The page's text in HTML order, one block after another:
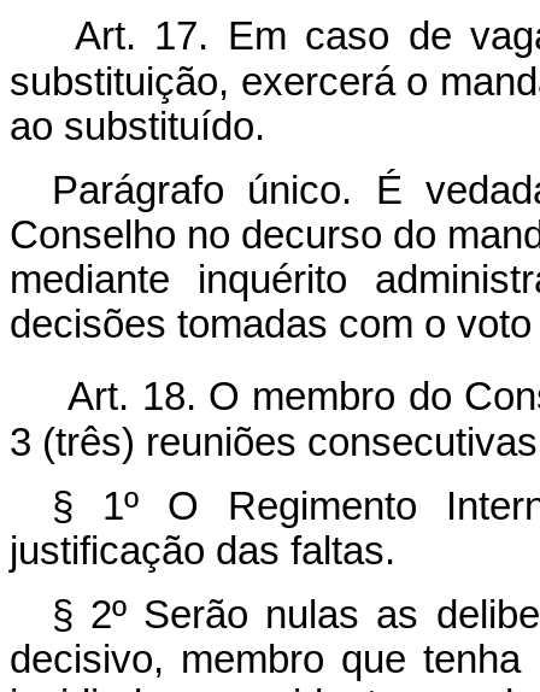
Art. 17. Em caso de
substituição, exercerá o
ao substituído.
Parágrafo único. É
Conselho no decurso do
mediante inquérito
decisões tomadas com o
Art. 18. O membro do
3 (três) reuniões
§ 1º O Regimento
justificação das faltas.
§ 2º Serão nulas as
decisivo, membro que